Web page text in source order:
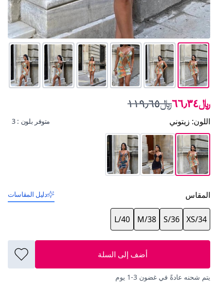
﷼٦٦٫٣٤ ﷼١١٩٫٦٥
اللون: زيتوني متوفر بلون : 3
المقاس دليل المقاسات
XS/34
S/36
M/38
L/40
أضف إلى السلة
يتم شحنه عادةً في غضون 3-1 يوم